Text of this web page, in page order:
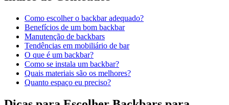
Como escolher o backbar adequado?
Benefícios de um bom backbar
Manutenção de backbars
Tendências em mobiliário de bar
O que é um backbar?
Como se instala um backbar?
Quais materiais são os melhores?
Quanto espaço eu preciso?